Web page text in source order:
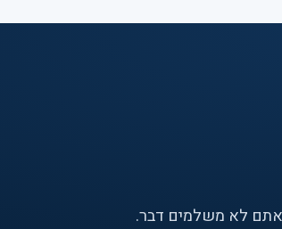
אתם לא משלמים דבר.